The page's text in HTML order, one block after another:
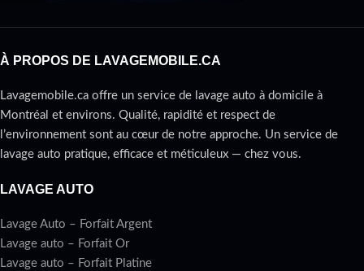
À PROPOS DE LAVAGEMOBILE.CA
Lavagemobile.ca offre un service de lavage auto à domicile à
Montréal et environs. Qualité, rapidité et respect de
l’environnement sont au cœur de notre approche. Un service de
lavage auto pratique, efficace et méticuleux — chez vous.
LAVAGE AUTO
Lavage Auto – Forfait Argent
Lavage auto – Forfait Or
Lavage auto – Forfait Platine